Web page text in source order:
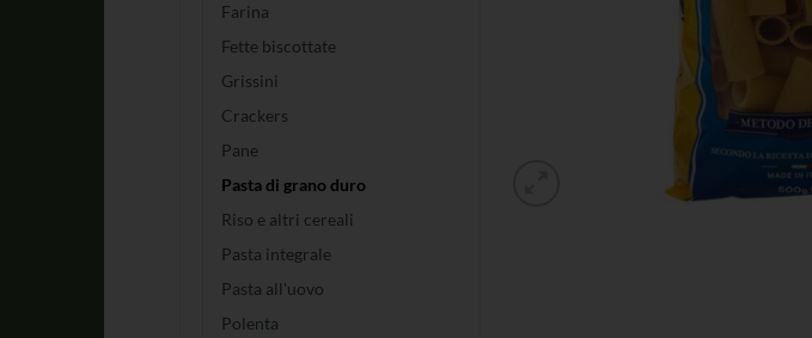
Farina
Fette biscottate
Grissini
Crackers
Pane
Pasta di grano duro
Riso e altri cereali
Pasta integrale
Pasta all'uovo
Polenta